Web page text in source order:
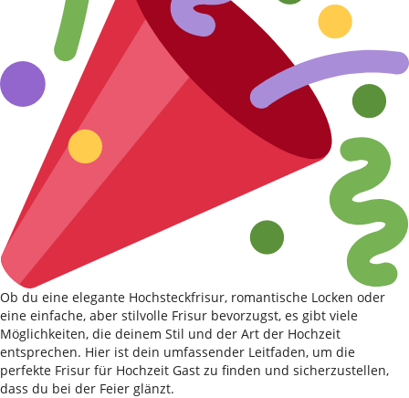
Ob du eine elegante Hochsteckfrisur, romantische Locken oder
eine einfache, aber stilvolle Frisur bevorzugst, es gibt viele
Möglichkeiten, die deinem Stil und der Art der Hochzeit
entsprechen. Hier ist dein umfassender Leitfaden, um die
perfekte Frisur für Hochzeit Gast zu finden und sicherzustellen,
dass du bei der Feier glänzt.